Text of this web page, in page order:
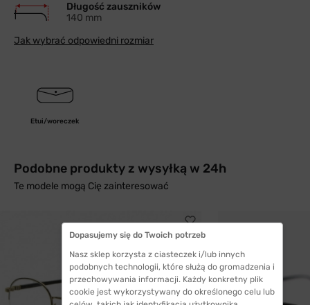
Długość zauszników
140 mm
Jak wybrać odpowiedni rozmiar
Etui/woreczek
Podobne produkty z wysyłką w 24h
Te modele mogą Cię zainteresować
Dopasujemy się do Twoich potrzeb
Nasz sklep korzysta z ciasteczek i/lub innych
podobnych technologii, które służą do gromadzenia i
przechowywania informacji. Każdy konkretny plik
cookie jest wykorzystywany do określonego celu lub